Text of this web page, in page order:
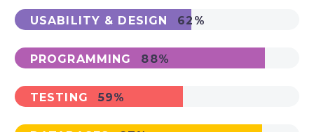
USABILITY & DESIGN 62%
PROGRAMMING 88%
TESTING 59%